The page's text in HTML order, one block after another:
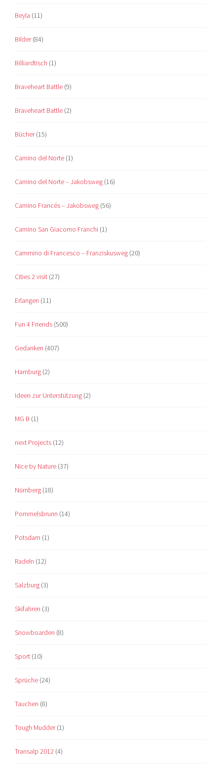
Beyla (11)
Bilder(84)
Billiardtisch (1)
Braveheart Battle (9)
Braveheart Battle (2)
Bücher(15)
Camino del Norte (1)
Camino del Norte – Jakobsweg (16)
Camino Francés – Jakobsweg (56)
Camino San Giacomo Franchi (1)
Cammino di Francesco – Franziskusweg (20)
Cities 2 visit (27)
Erlangen (11)
Fun 4 Friends (500)
Gedanken (407)
Hamburg (2)
Ideen zur Unterstützung (2)
MG B (1)
next Projects (12)
Nice by Nature (37)
Nürnberg (18)
Pommelsbrunn (14)
Potsdam (1)
Radeln (12)
Salzburg (3)
Skifahren (3)
Snowboarden (8)
Sport (10)
Sprüche (24)
Tauchen (8)
Tough Mudder(1)
Transalp 2012 (4)